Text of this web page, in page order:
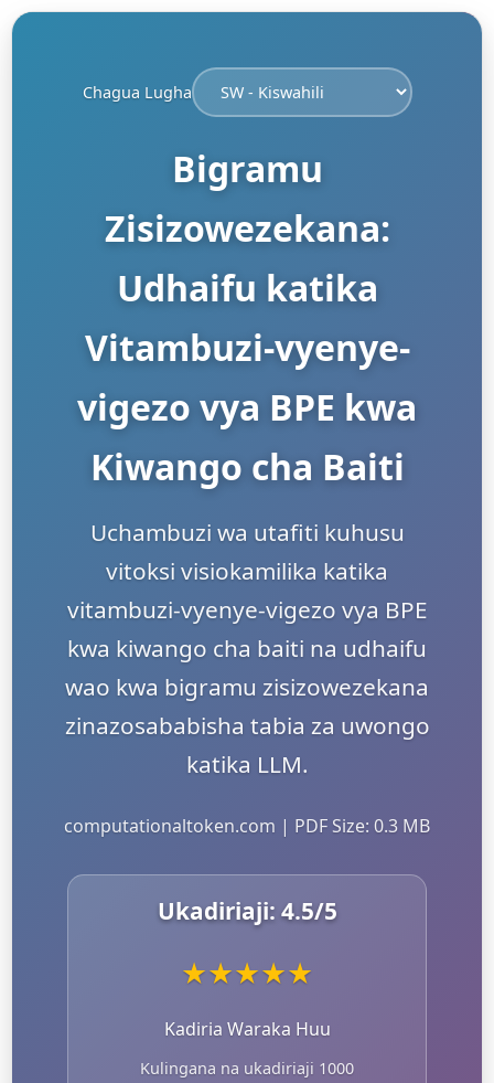
Chagua Lugha
Bigramu
Zisizowezekana:
Udhaifu katika
Vitambuzi-vyenye-
vigezo vya BPE kwa
Kiwango cha Baiti
Uchambuzi wa utafiti kuhusu
vitoksi visiokamilika katika
vitambuzi-vyenye-vigezo vya BPE
kwa kiwango cha baiti na udhaifu
wao kwa bigramu zisizowezekana
zinazosababisha tabia za uwongo
katika LLM.
computationaltoken.com | PDF Size: 0.3 MB
Ukadiriaji: 4.5/5
★★★★★
Kadiria Waraka Huu
Kulingana na ukadiriaji 1000